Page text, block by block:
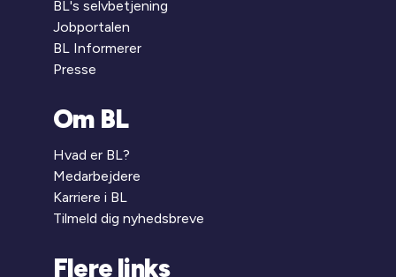
BL's selvbetjening
Jobportalen
BL Informerer
Presse
Om BL
Hvad er BL?
Medarbejdere
Karriere i BL
Tilmeld dig nyhedsbreve
Flere links